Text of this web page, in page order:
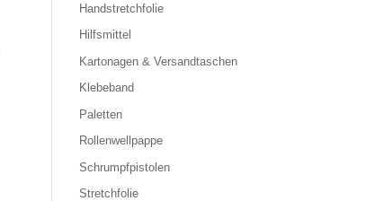
Handstretchfolie
Hilfsmittel
Kartonagen & Versandtaschen
Klebeband
Paletten
Rollenwellpappe
Schrumpfpistolen
Stretchfolie